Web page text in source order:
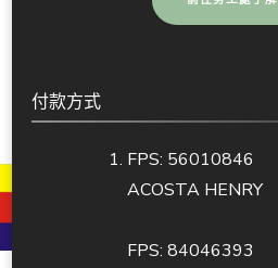
付款方式
FPS: 56010846
ACOSTA HENRY
FPS: 84046393